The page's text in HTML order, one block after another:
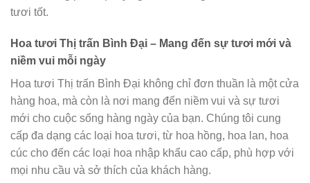
tươi tốt.
Hoa tươi Thị trấn Bình Đại – Mang đến sự tươi mới và
niềm vui mỗi ngày
Hoa tươi Thị trấn Bình Đại không chỉ đơn thuần là một cửa
hàng hoa, mà còn là nơi mang đến niềm vui và sự tươi
mới cho cuộc sống hàng ngày của bạn. Chúng tôi cung
cấp đa dạng các loại hoa tươi, từ hoa hồng, hoa lan, hoa
cúc cho đến các loại hoa nhập khẩu cao cấp, phù hợp với
mọi nhu cầu và sở thích của khách hàng.